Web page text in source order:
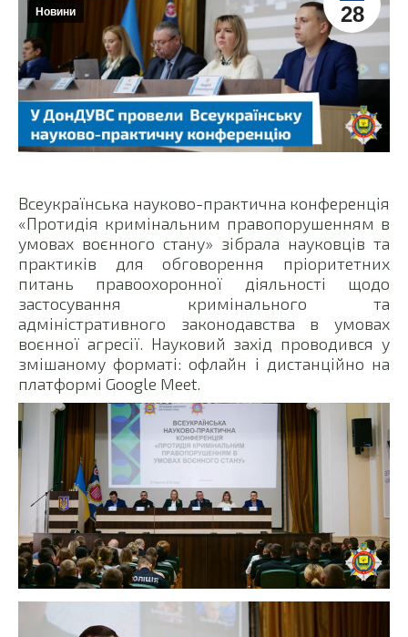
28
Новини
Всеукраїнська науково-практична конференція
«Протидія кримінальним правопорушенням в
умовах воєнного стану» зібрала науковців та
практиків для обговорення пріоритетних
питань правоохоронної діяльності щодо
застосування кримінального та
адміністративного законодавства в умовах
воєнної агресії. Науковий захід проводився у
змішаному форматі: офлайн і дистанційно на
платформі Googlе Meet.